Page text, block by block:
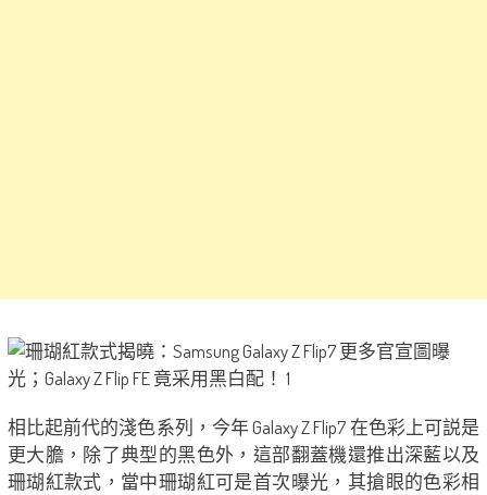
相比起前代的淺色系列，今年 Galaxy Z Flip7 在色彩上可説是
更大膽，除了典型的黑色外，這部翻蓋機還推出深藍以及
珊瑚紅款式，當中珊瑚紅可是首次曝光，其搶眼的色彩相